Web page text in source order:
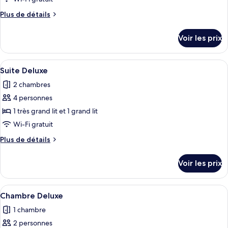
type
de
Chambre
Signature
Plus de détails
Plus
le
type
de
Chambre
Signature
Voir les prix
Afficher
toutes
les
photos
pour
ce
type
de
Suite
Deluxe
Une chambre d’hôtel avec un grand
5
Suite Deluxe
2 chambres
4 personnes
1 très grand lit et 1 grand lit
Wi-Fi gratuit
Plus de détails
Plus
le
type
de
Suite
Deluxe
Voir les prix
Afficher
toutes
les
photos
Une chambre d’hôtel moderne
4
Chambre Deluxe
1 chambre
2 personnes